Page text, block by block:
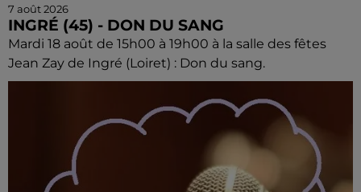
7 août 2026
INGRÉ (45) - DON DU SANG
Mardi 18 août de 15h00 à 19h00 à la salle des fêtes
Jean Zay de Ingré (Loiret) : Don du sang.